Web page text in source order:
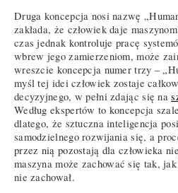
Druga koncepcja nosi nazwę
zakłada, że człowiek daje
czas jednak kontroluje pracę
wbrew jego zamierzeniom, może
wreszcie koncepcja numer trzy –
myśl tej idei człowiek zostaje
decyzyjnego, w pełni zdając się na
Według ekspertów to koncepcja
dlatego, że sztuczna inteligencja
samodzielnego rozwijania się, a
przez nią pozostają dla człowieka
maszyna może zachować się tak,
nie zachował.